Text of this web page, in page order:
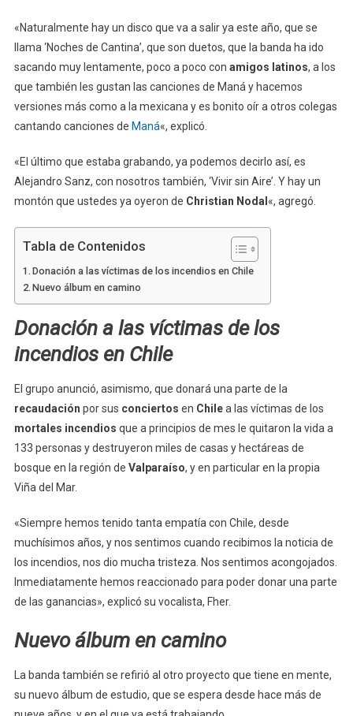
«Naturalmente hay un disco que va a salir ya este año, que se
llama ‘Noches de Cantina’, que son duetos, que la banda ha ido
sacando muy lentamente, poco a poco con amigos latinos, a los
que también les gustan las canciones de Maná y hacemos
versiones más como a la mexicana y es bonito oír a otros colegas
cantando canciones de Maná«, explicó.
«El último que estaba grabando, ya podemos decirlo así, es
Alejandro Sanz, con nosotros también, ‘Vivir sin Aire’. Y hay un
montón que ustedes ya oyeron de Christian Nodal «, agregó.
Tabla de Contenidos
Donación a las víctimas de los incendios en Chile
Nuevo álbum en camino
Donación a las víctimas de los
incendios en Chile
El grupo anunció, asimismo, que donará una parte de la
recaudación por sus conciertos en Chilea las víctimas de los
mortales incendios que a principios de mes le quitaron la vida a
133 personas y destruyeron miles de casas y hectáreas de
bosque en la región de Valparaíso, y en particular en la propia
Viña del Mar.
«Siempre hemos tenido tanta empatía con Chile, desde
muchísimos años, y nos sentimos cuando recibimos la noticia de
los incendios, nos dio mucha tristeza. Nos sentimos acongojados.
Inmediatamente hemos reaccionado para poder donar una parte
de las ganancias», explicó su vocalista, Fher.
Nuevo álbum en camino
La banda también se refirió al otro proyecto que tiene en mente,
su nuevo álbum de estudio, que se espera desde hace más de